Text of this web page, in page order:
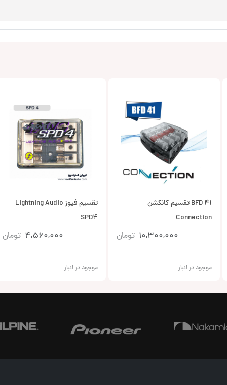
BFD 41 تقسیم کانکشن
Connection
10,300,000 تومان
موجود در انبار
تقسیم فیوز Lightning Audio
SPD4
4,560,000 تومان
موجود در انبار